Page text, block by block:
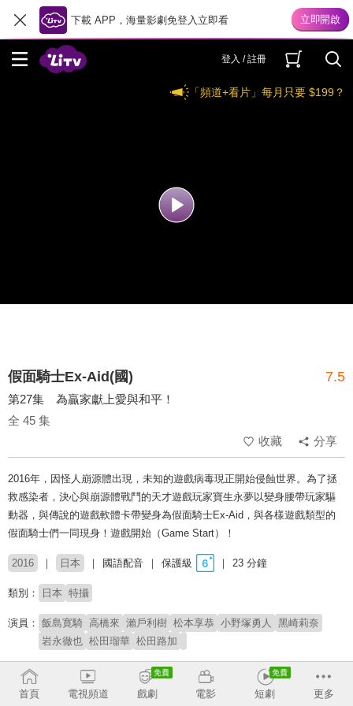
下載 APP，海量影劇免登入立即看
登入 / 註冊
「頻道+看片」每月只要 $199？
假面騎士Ex-Aid(國) 7.5
第27集 為贏家獻上愛與和平！
全 45 集
收藏
分享
2016年，因怪人崩源體出現，未知的遊戲病毒現正開始侵蝕世界。為了拯
救感染者，決心與崩源體戰鬥的天才遊戲玩家寶生永夢以變身腰帶玩家驅
動器，與傳說的遊戲軟體卡帶變身為假面騎士Ex-Aid，與各樣遊戲類型的
假面騎士們一同現身！遊戲開始（Game Start）！
2016 日本 國語配音 保護級 23 分鐘
類別： 日本 特攝
演員： 飯島寛騎 高橋來 瀨戶利樹 松本享恭 小野塚勇人
黑崎莉奈
岩永徹也 松田瑠華 松田路加
製作公司： 東映 朝日電視台 旭通廣告
導演： 小野寺章（石森プロ) 中澤祥次郎 坂本浩一 山口恭平
首頁 電視頻道 戲劇 電影 短劇 更多